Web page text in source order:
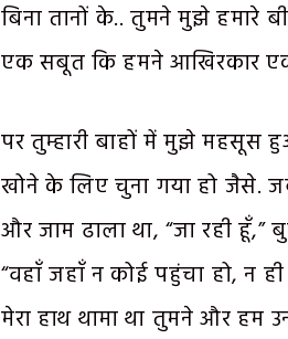
बिना तानों के.. तुमने मुझे हमारे
एक सबूत कि हमने आखिरकार
पर तुम्हारी बाहों में मुझे महसूस
खोने के लिए चुना गया हो जैसे.
और जाम ढाला था, “जा रही हूँ,”
“वहाँ जहाँ न कोई पहुंचा हो, न
मेरा हाथ थामा था तुमने और हम